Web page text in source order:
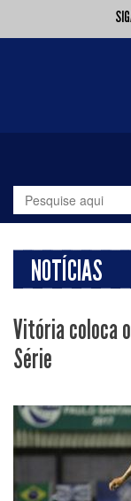
NOTÍCIAS
Vitória coloca
Série